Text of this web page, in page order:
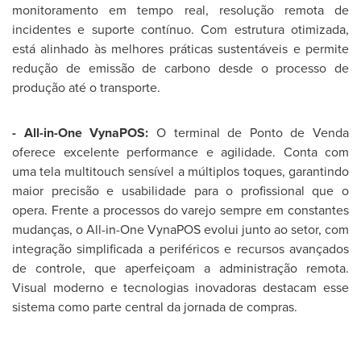
monitoramento em tempo real, resolução remota de
incidentes e suporte contínuo. Com estrutura otimizada,
está alinhado às melhores práticas sustentáveis e permite
redução de emissão de carbono desde o processo de
produção até o transporte.
- All-in-One VynaPOS: O terminal de Ponto de Venda
oferece excelente performance e agilidade. Conta com
uma tela multitouch sensível a múltiplos toques, garantindo
maior precisão e usabilidade para o profissional que o
opera. Frente a processos do varejo sempre em constantes
mudanças, o All-in-One VynaPOS evolui junto ao setor, com
integração simplificada a periféricos e recursos avançados
de controle, que aperfeiçoam a administração remota.
Visual moderno e tecnologias inovadoras destacam esse
sistema como parte central da jornada de compras.